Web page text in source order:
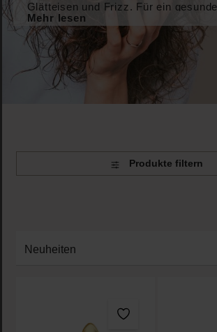
Glätteisen und Frizz. Für ein
Finish – Tag für Tag.
Mehr lesen
Produkte filtern